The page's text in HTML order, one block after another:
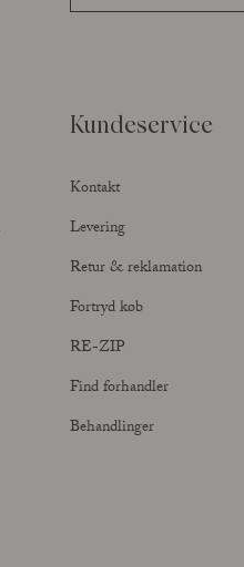
Kundeservice
Kontakt
Levering
Retur & reklamation
Fortryd køb
RE-ZIP
Find forhandler
Behandlinger